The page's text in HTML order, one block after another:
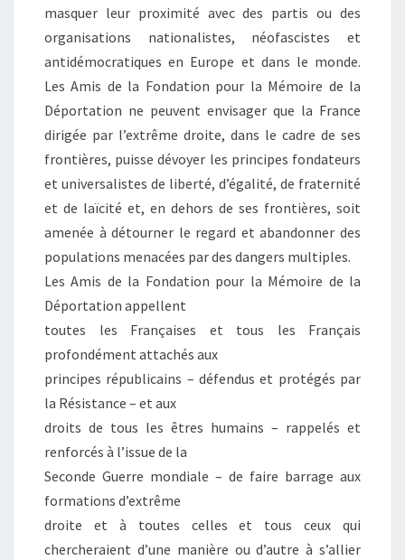
masquer leur proximité avec des partis ou des
organisations nationalistes, néofascistes et
antidémocratiques en Europe et dans le monde.
Les Amis de la Fondation pour la Mémoire de la
Déportation ne peuvent envisager que la France
dirigée par l’extrême droite, dans le cadre de ses
frontières, puisse dévoyer les principes fondateurs
et universalistes de liberté, d’égalité, de fraternité
et de laïcité et, en dehors de ses frontières, soit
amenée à détourner le regard et abandonner des
populations menacées par des dangers multiples.
Les Amis de la Fondation pour la Mémoire de la
Déportation appellent
toutes les Françaises et tous les Français
profondément attachés aux
principes républicains – défendus et protégés par
la Résistance – et aux
droits de tous les êtres humains – rappelés et
renforcés à l’issue de la
Seconde Guerre mondiale – de faire barrage aux
formations d’extrême
droite et à toutes celles et tous ceux qui
chercheraient d’une manière ou d’autre à s’allier